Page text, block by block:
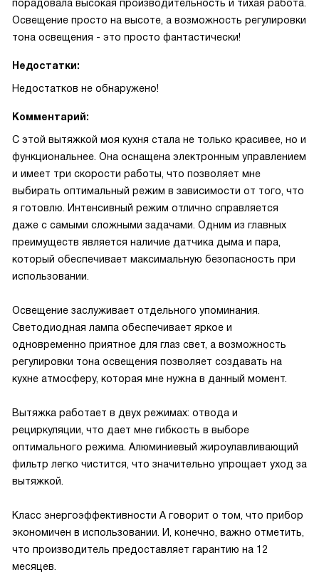
порадовала высокая производительность и тихая работа.
Освещение просто на высоте, а возможность регулировки
тона освещения - это просто фантастически!
Недостатки:
Недостатков не обнаружено!
Комментарий:
С этой вытяжкой моя кухня стала не только красивее, но и
функциональнее. Она оснащена электронным управлением
и имеет три скорости работы, что позволяет мне
выбирать оптимальный режим в зависимости от того, что
я готовлю. Интенсивный режим отлично справляется
даже с самыми сложными задачами. Одним из главных
преимуществ является наличие датчика дыма и пара,
который обеспечивает максимальную безопасность при
использовании.
Освещение заслуживает отдельного упоминания.
Светодиодная лампа обеспечивает яркое и
одновременно приятное для глаз свет, а возможность
регулировки тона освещения позволяет создавать на
кухне атмосферу, которая мне нужна в данный момент.
Вытяжка работает в двух режимах: отвода и
рециркуляции, что дает мне гибкость в выборе
оптимального режима. Алюминиевый жироулавливающий
фильтр легко чистится, что значительно упрощает уход за
вытяжкой.
Класс энергоэффективности А говорит о том, что прибор
экономичен в использовании. И, конечно, важно отметить,
что производитель предоставляет гарантию на 12
месяцев.